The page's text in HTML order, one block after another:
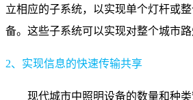
立相应的子系统，以实现单个灯杆或
备。这些子系统可以实现对整个城市
2、实现信息的快速传输共享
现代城市中照明设备的数量和种